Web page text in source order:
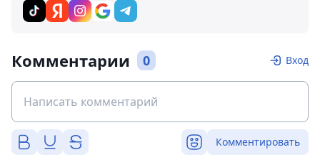
Комментарии 0 Вход
Комментировать